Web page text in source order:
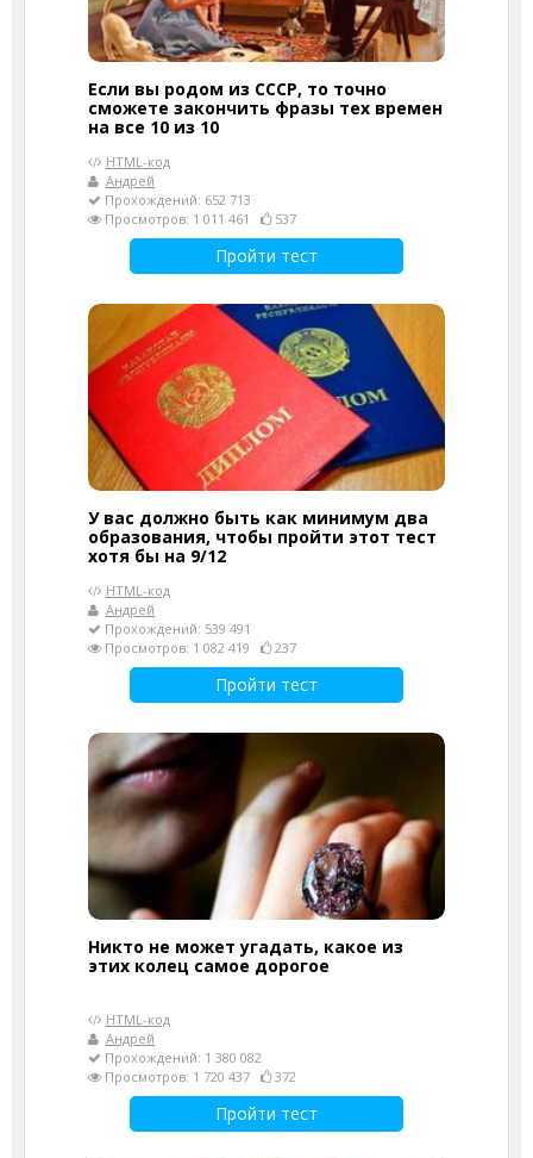
Если вы родом из СССР, то точно
сможете закончить фразы тех времен
на все 10 из 10
HTML-код
Андрей
Прохождений: 652 713
Просмотров: 1 011 461
537
Пройти тест
У вас должно быть как минимум два
образования, чтобы пройти этот тест
хотя бы на 9/12
HTML-код
Андрей
Прохождений: 539 491
Просмотров: 1 082 419
237
Пройти тест
Никто не может угадать, какое из
этих колец самое дорогое
HTML-код
Андрей
Прохождений: 1 380 082
Просмотров: 1 720 437
372
Пройти тест